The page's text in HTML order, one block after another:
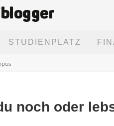
STUDIENPLATZ
noch oder